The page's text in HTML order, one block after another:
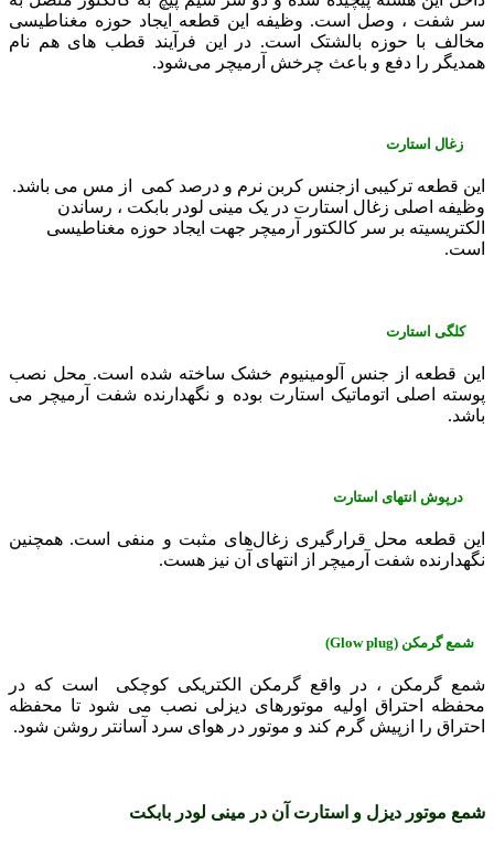
سر شفت ، وصل است. وظیفه این قطعه ایجاد حوزه مغناطیسی
مخالف با حوزه بالشتک است. در این فرآیند قطب‌ های هم نام
همدیگر را دفع و باعث چرخش آرمیچر می‌شود.
زغال استارت
این قطعه ترکیبی ازجنس کربن نرم و درصد کمی از مس می باشد.
وظیفه اصلی زغال استارت در یک مینی لودر بابکت ، رساندن
الکتریسیته بر سر کالکتور آرمیچر جهت ایجاد حوزه مغناطیسی
است.
کلگی استارت
این قطعه از جنس آلومینیوم خشک ساخته شده است. محل نصب
پوسته اصلی اتوماتیک استارت بوده و نگهدارنده شفت آرمیچر می
باشد.
درپوش انتهای استارت
این قطعه محل قرارگیری زغال‌های مثبت و منفی است. همچنین
نگهدارنده شفت آرمیچر از انتهای آن نیز هست.
شمع گرمکن (Glow plug
)
شمع گرمکن ، در واقع گرمکن الکتریکی کوچکی است که در
محفظه احتراق اولیه موتورهای دیزلی نصب می شود تا محفظه
احتراق را ازپیش گرم کند و موتور در هوای سرد آسانتر روشن شود.
شمع موتور دیزل و استارت آن در مینی لودر بابکت